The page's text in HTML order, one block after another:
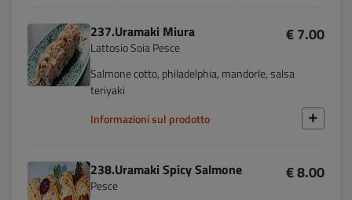
237.Uramaki Miura
Lattosio Soia Pesce
€ 7.00
Salmone cotto, philadelphia, mandorle, salsa
teriyaki
Informazioni sul prodotto
238.Uramaki Spicy Salmone
Pesce
€ 8.00